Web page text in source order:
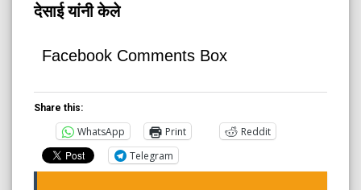
देसाई यांनी केले
Facebook Comments Box
Share this:
WhatsApp Print
Reddit
Telegram